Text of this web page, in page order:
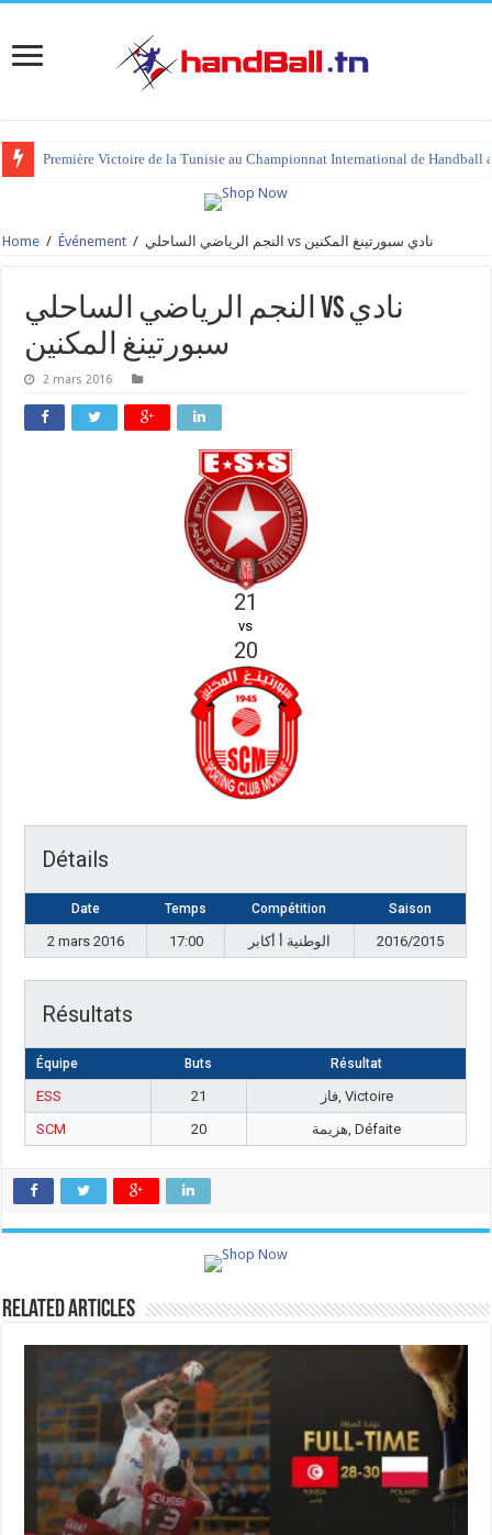
Première Victoire de la Tunisie au Championnat International de Handball
Home / Événement / النجم الرياضي الساحلي vs نادي سبورتينغ المكنين
النجم الرياضي الساحلي vs نادي
سبورتينغ المكنين
2 mars 2016
21
vs
20
Détails
Date Temps Compétition Saison
2 mars 2016 17:00 الوطنية أ أكابر 2016/2015
Résultats
Équipe Buts Résultat
ESS 21
فاز, Victoire
SCM
20 هزيمة, Défaite
Related Articles